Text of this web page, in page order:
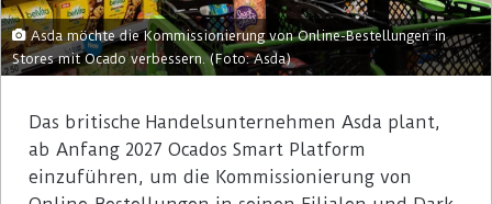
Asda möchte die Kommissionierung von Online-Bestellungen in
Stores mit Ocado verbessern. (Foto: Asda)
Das britische Handelsunternehmen Asda plant,
ab Anfang 2027 Ocados Smart Platform
einzuführen, um die Kommissionierung von